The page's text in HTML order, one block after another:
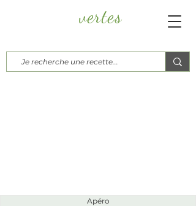
Papayesvertes
Apéro